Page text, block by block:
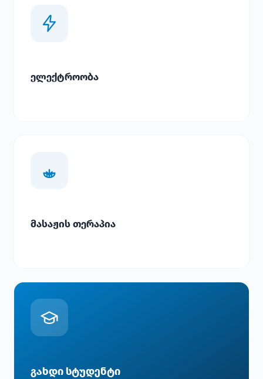
ელექტროობა
მასაჟის თერაპია
გახდი სტუდენტი